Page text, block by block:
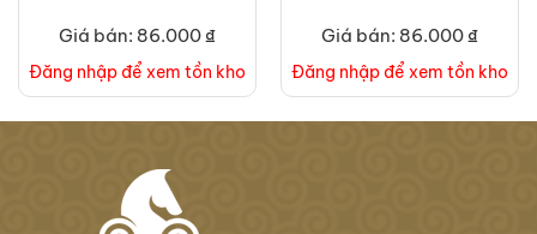
Giá bán: 86.000 ₫
Đăng nhập để xem tồn kho
Giá bán: 86.000 ₫
Đăng nhập để xem tồn kho